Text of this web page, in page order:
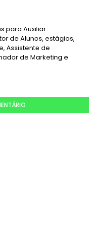
para Auxiliar
de Alunos, estágios,
Assistente de
de Marketing e